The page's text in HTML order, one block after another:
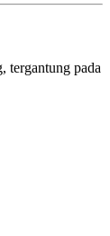
tergantung pada